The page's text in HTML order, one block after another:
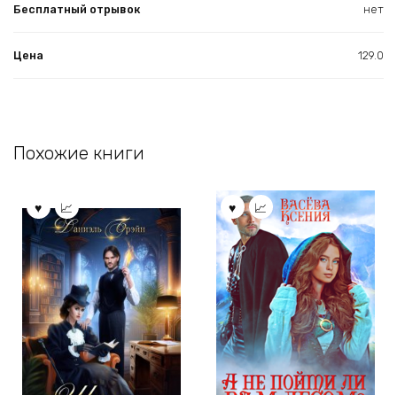
Бесплатный отрывок нет
Цена 129.0
Похожие книги